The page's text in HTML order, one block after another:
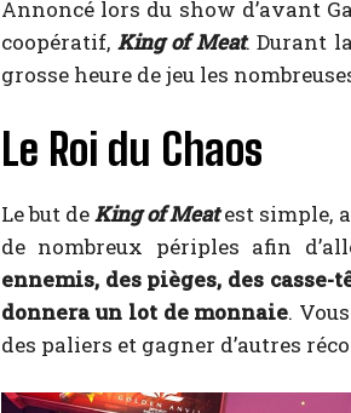
Annoncé lors du show d’avant
coopératif, King of Meat. Durant la
grosse heure de jeu les
Le Roi du Chaos
Le but deKing of Meatest simple,
de nombreux périples afin
ennemis, des pièges, des
donnera un lot de monnaie.
des paliers et gagner d’autres